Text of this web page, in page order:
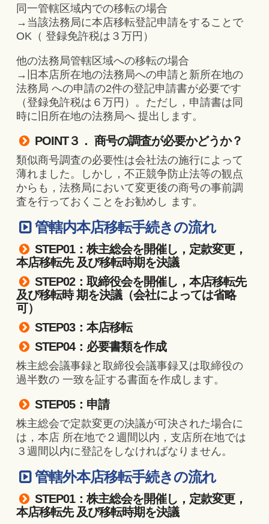
同一管轄区域内での移転の場合
→当該法務局に本店移転登記申請をすることで
OK（ 登録免許税は３万円）
他の法務局管轄区域への移転の場合
→旧本店所在地の法務局への申請と新所在地の
法務局 への申請の2件の登記申請書が必要です
（登録免許税は６万円）。ただし，申請書は同
時に旧所在地の法務局へ 提出します。
POINT３． 商号の調査が必要かどうか？
類似商号調査の必要性は会社法の施行によって
薄れました。しかし，不正競争防止法等の観点
からも，法務局において変更後の商号の事前調
査を行っておくことをお勧めし ます。
管轄内本店移転手続きの流れ
STEP01：株主総会を開催し，定款変更，
本店移転先 及び移転時期を決議
STEP02：取締役会を開催し，本店移転先
及び移転時 期を決議（会社によっては省略
可）
STEP03：本店移転
STEP04：必要書類を作成
株主総会議事録と取締役会議事録又は取締役の
過半数の 一致を証する書面を作成します。
STEP05：申請
株主総会で定款変更の決議が可決された場合に
は，本店 所在地で２週間以内，支店所在地では
３週間以内に登記をしなければなりません。
管轄外本店移転手続きの流れ
STEP01：株主総会を開催し，定款変更，
本店移転先 及び移転時期を決議